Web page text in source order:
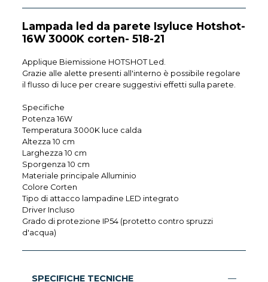
Lampada led da parete Isyluce Hotshot-
16W 3000K corten- 518-21
Applique Biemissione HOTSHOT Led.
Grazie alle alette presenti all'interno è possibile regolare
il flusso di luce per creare suggestivi effetti sulla parete.
Specifiche
Potenza 16W
Temperatura 3000K luce calda
Altezza 10 cm
Larghezza 10 cm
Sporgenza 10 cm
Materiale principale Alluminio
Colore Corten
Tipo di attacco lampadine LED integrato
Driver Incluso
Grado di protezione IP54 (protetto contro spruzzi
d'acqua)
SPECIFICHE TECNICHE